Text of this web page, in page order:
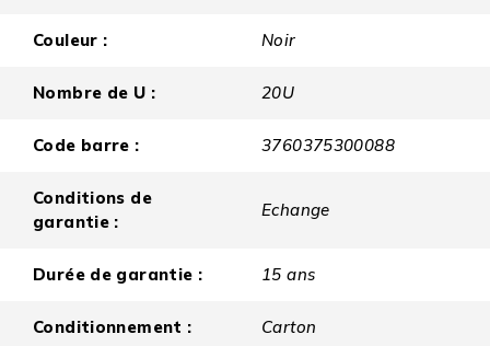
Couleur : Noir
Nombre de U : 20U
Code barre : 3760375300088
Conditions de
garantie :
Echange
Durée de garantie : 15 ans
Conditionnement : Carton